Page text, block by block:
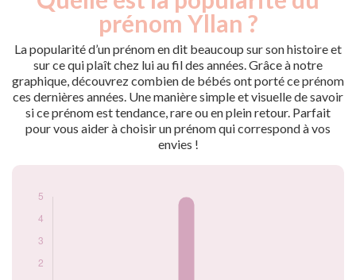
prénom Yllan ?
La popularité d’un prénom en dit beaucoup sur son histoire et
sur ce qui plaît chez lui au fil des années. Grâce à notre
graphique, découvrez combien de bébés ont porté ce prénom
ces dernières années. Une manière simple et visuelle de savoir
si ce prénom est tendance, rare ou en plein retour. Parfait
pour vous aider à choisir un prénom qui correspond à vos
envies !
Popularité du
prénom Yllan par
année
Année
nés